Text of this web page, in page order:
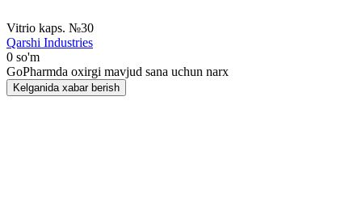
Vitrio kaps. №30
Qarshi Industries
0 so'm
GoPharmda oxirgi mavjud sana uchun narx
Kelganida xabar berish